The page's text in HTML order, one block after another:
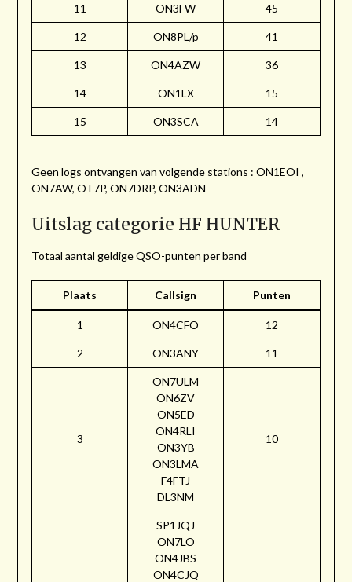
11 ON3FW 45
12 ON8PL/p 41
13 ON4AZW 36
14 ON1LX 15
15 ON3SCA 14
Geen logs ontvangen van volgende stations : ON1EOI ,
ON7AW, OT7P, ON7DRP, ON3ADN
Uitslag categorie HF HUNTER
Totaal aantal geldige QSO-punten per band
Plaats Callsign Punten
1 ON4CFO 12
2 ON3ANY 11
3
ON7ULM
ON6ZV
ON5ED
ON4RLI
ON3YB
ON3LMA
F4FTJ
DL3NM
10
SP1JQJ
ON7LO
ON4JBS
ON4CJQ